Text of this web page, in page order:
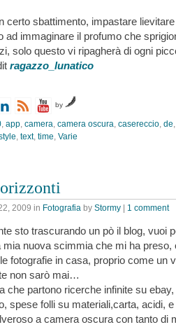
certo sbattimento, impastare
ad immaginare il profumo che
solo questo vi ripagherà di ogni
ragazzo_lunatico
by
, app, camera, camera oscura, casereccio, de
, text, time, Varie
2009 in Fotografia by Stormy 1 comment
sto trascurando un pò il blog, vuoi
mia nuova scimmia che mi ha
fotografie in casa, proprio come un
non sarò mai…
che partono ricerche infinite su
spese folli su materiali,carta, acidi,
a camera oscura con tanto di